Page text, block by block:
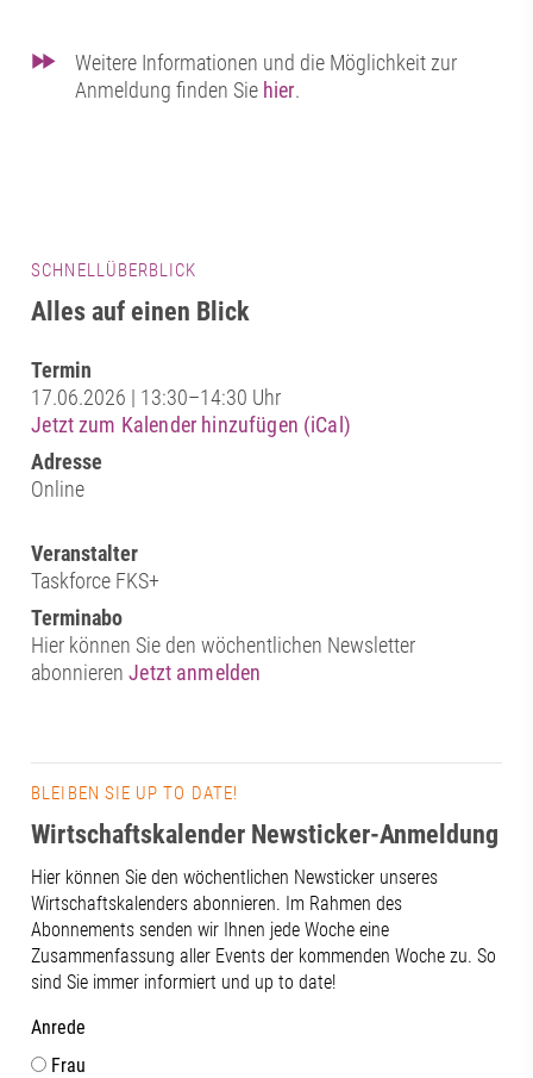
Weitere Informationen und die Möglichkeit zur
Anmeldung finden Sie hier.
SCHNELLÜBERBLICK
Alles auf einen Blick
Termin
17.06.2026 | 13:30–14:30 Uhr
Jetzt zum Kalender hinzufügen (iCal)
Adresse
Online
Veranstalter
Taskforce FKS+
Terminabo
Hier können Sie den wöchentlichen Newsletter
abonnierenJetzt anmelden
BLEIBEN SIE UP TO DATE!
Wirtschaftskalender Newsticker-Anmeldung
Hier können Sie den wöchentlichen Newsticker unseres
Wirtschaftskalenders abonnieren. Im Rahmen des
Abonnements senden wir Ihnen jede Woche eine
Zusammenfassung aller Events der kommenden Woche zu. So
sind Sie immer informiert und up to date!
Anrede
Frau